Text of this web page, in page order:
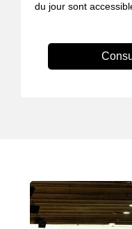
du jour sont